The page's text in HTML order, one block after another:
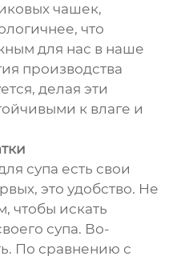
чашек,
что
для нас в наше
производства
делая эти
к влаге и
супа есть свои
это удобство. Не
чтобы искать
супа. Во-
По сравнению с